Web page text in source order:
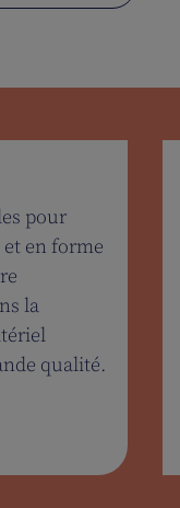
pour
en forme
la
qualité.